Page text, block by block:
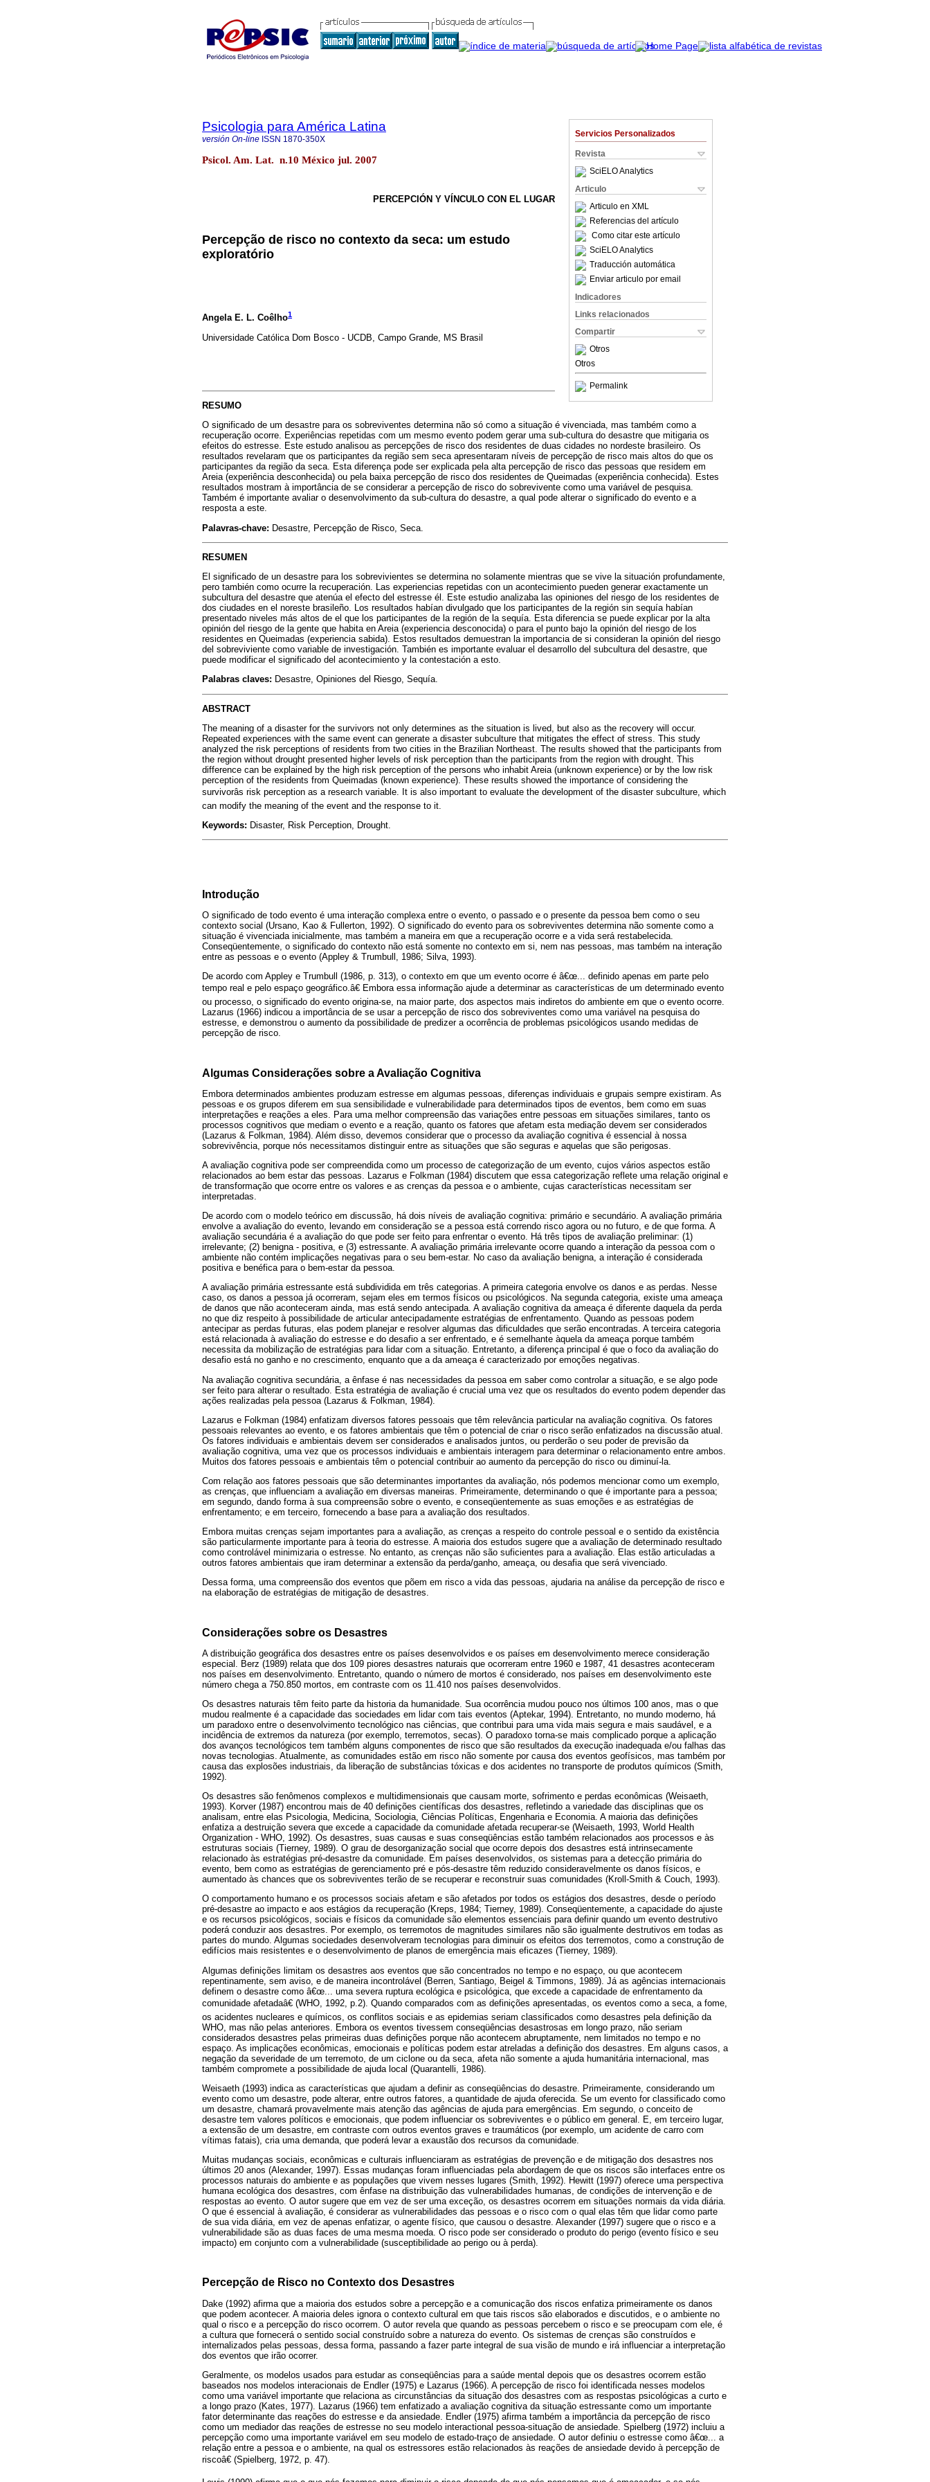
Servicios Personalizados
Revista
SciELO Analytics
Articulo
Articulo en XML
Referencias del artículo
Como citar este artículo
SciELO Analytics
Traducción automática
Enviar articulo por email
Indicadores
Links relacionados
Compartir
Otros
Otros
Permalink
Psicologia para América Latina
versión On-line ISSN 1870-350X
Psicol. Am. Lat. n.10 México jul. 2007
PERCEPCIÓN Y VÍNCULO CON EL LUGAR
Percepção de risco no contexto da seca: um estudo
exploratório
Angela E. L. Coêlho1
Universidade Católica Dom Bosco - UCDB, Campo Grande, MS Brasil
RESUMO
O significado de um desastre para os sobreviventes determina não só como a situação é vivenciada, mas também como a
recuperação ocorre. Experiências repetidas com um mesmo evento podem gerar uma sub-cultura do desastre que mitigaria os
efeitos do estresse. Este estudo analisou as percepções de risco dos residentes de duas cidades no nordeste brasileiro. Os
resultados revelaram que os participantes da região sem seca apresentaram níveis de percepção de risco mais altos do que os
participantes da região da seca. Esta diferença pode ser explicada pela alta percepção de risco das pessoas que residem em
Areia (experiência desconhecida) ou pela baixa percepção de risco dos residentes de Queimadas (experiência conhecida). Estes
resultados mostram à importância de se considerar a percepção de risco do sobrevivente como uma variável de pesquisa.
Também é importante avaliar o desenvolvimento da sub-cultura do desastre, a qual pode alterar o significado do evento e a
resposta a este.
Palavras-chave: Desastre, Percepção de Risco, Seca.
RESUMEN
El significado de un desastre para los sobrevivientes se determina no solamente mientras que se vive la situación profundamente,
pero también como ocurre la recuperación. Las experiencias repetidas con un acontecimiento pueden generar exactamente un
subcultura del desastre que atenúa el efecto del estresse él. Este estudio analizaba las opiniones del riesgo de los residentes de
dos ciudades en el noreste brasileño. Los resultados habían divulgado que los participantes de la región sin sequía habían
presentado niveles más altos de el que los participantes de la región de la sequía. Esta diferencia se puede explicar por la alta
opinión del riesgo de la gente que habita en Areia (experiencia desconocida) o para el punto bajo la opinión del riesgo de los
residentes en Queimadas (experiencia sabida). Estos resultados demuestran la importancia de si consideran la opinión del riesgo
del sobreviviente como variable de investigación. También es importante evaluar el desarrollo del subcultura del desastre, que
puede modificar el significado del acontecimiento y la contestación a esto.
Palabras claves: Desastre, Opiniones del Riesgo, Sequía.
ABSTRACT
The meaning of a disaster for the survivors not only determines as the situation is lived, but also as the recovery will occur.
Repeated experiences with the same event can generate a disaster subculture that mitigates the effect of stress. This study
analyzed the risk perceptions of residents from two cities in the Brazilian Northeast. The results showed that the participants from
the region without drought presented higher levels of risk perception than the participants from the region with drought. This
difference can be explained by the high risk perception of the persons who inhabit Areia (unknown experience) or by the low risk
perception of the residents from Queimadas (known experience). These results showed the importance of considering the
survivorâs risk perception as a research variable. It is also important to evaluate the development of the disaster subculture, which
can modify the meaning of the event and the response to it.
Keywords: Disaster, Risk Perception, Drought.
Introdução
O significado de todo evento é uma interação complexa entre o evento, o passado e o presente da pessoa bem como o seu
contexto social (Ursano, Kao & Fullerton, 1992). O significado do evento para os sobreviventes determina não somente como a
situação é vivenciada inicialmente, mas também a maneira em que a recuperação ocorre e a vida será restabelecida.
Conseqüentemente, o significado do contexto não está somente no contexto em si, nem nas pessoas, mas também na interação
entre as pessoas e o evento (Appley & Trumbull, 1986; Silva, 1993).
De acordo com Appley e Trumbull (1986, p. 313), o contexto em que um evento ocorre é â€œ... definido apenas em parte pelo
tempo real e pelo espaço geográfico.â€ Embora essa informação ajude a determinar as características de um determinado evento
ou processo, o significado do evento origina-se, na maior parte, dos aspectos mais indiretos do ambiente em que o evento ocorre.
Lazarus (1966) indicou a importância de se usar a percepção de risco dos sobreviventes como uma variável na pesquisa do
estresse, e demonstrou o aumento da possibilidade de predizer a ocorrência de problemas psicológicos usando medidas de
percepção de risco.
Algumas Considerações sobre a Avaliação Cognitiva
Embora determinados ambientes produzam estresse em algumas pessoas, diferenças individuais e grupais sempre existiram. As
pessoas e os grupos diferem em sua sensibilidade e vulnerabilidade para determinados tipos de eventos, bem como em suas
interpretações e reações a eles. Para uma melhor compreensão das variações entre pessoas em situações similares, tanto os
processos cognitivos que mediam o evento e a reação, quanto os fatores que afetam esta mediação devem ser considerados
(Lazarus & Folkman, 1984). Além disso, devemos considerar que o processo da avaliação cognitiva é essencial à nossa
sobrevivência, porque nós necessitamos distinguir entre as situações que são seguras e aquelas que são perigosas.
A avaliação cognitiva pode ser compreendida como um processo de categorização de um evento, cujos vários aspectos estão
relacionados ao bem estar das pessoas. Lazarus e Folkman (1984) discutem que essa categorização reflete uma relação original e
de transformação que ocorre entre os valores e as crenças da pessoa e o ambiente, cujas características necessitam ser
interpretadas.
De acordo com o modelo teórico em discussão, há dois níveis de avaliação cognitiva: primário e secundário. A avaliação primária
envolve a avaliação do evento, levando em consideração se a pessoa está correndo risco agora ou no futuro, e de que forma. A
avaliação secundária é a avaliação do que pode ser feito para enfrentar o evento. Há três tipos de avaliação preliminar: (1)
irrelevante; (2) benigna - positiva, e (3) estressante. A avaliação primária irrelevante ocorre quando a interação da pessoa com o
ambiente não contém implicações negativas para o seu bem-estar. No caso da avaliação benigna, a interação é considerada
positiva e benéfica para o bem-estar da pessoa.
A avaliação primária estressante está subdividida em três categorias. A primeira categoria envolve os danos e as perdas. Nesse
caso, os danos a pessoa já ocorreram, sejam eles em termos físicos ou psicológicos. Na segunda categoria, existe uma ameaça
de danos que não aconteceram ainda, mas está sendo antecipada. A avaliação cognitiva da ameaça é diferente daquela da perda
no que diz respeito à possibilidade de articular antecipadamente estratégias de enfrentamento. Quando as pessoas podem
antecipar as perdas futuras, elas podem planejar e resolver algumas das dificuldades que serão encontradas. A terceira categoria
está relacionada à avaliação do estresse e do desafio a ser enfrentado, e é semelhante àquela da ameaça porque também
necessita da mobilização de estratégias para lidar com a situação. Entretanto, a diferença principal é que o foco da avaliação do
desafio está no ganho e no crescimento, enquanto que a da ameaça é caracterizado por emoções negativas.
Na avaliação cognitiva secundária, a ênfase é nas necessidades da pessoa em saber como controlar a situação, e se algo pode
ser feito para alterar o resultado. Esta estratégia de avaliação é crucial uma vez que os resultados do evento podem depender das
ações realizadas pela pessoa (Lazarus & Folkman, 1984).
Lazarus e Folkman (1984) enfatizam diversos fatores pessoais que têm relevância particular na avaliação cognitiva. Os fatores
pessoais relevantes ao evento, e os fatores ambientais que têm o potencial de criar o risco serão enfatizados na discussão atual.
Os fatores individuais e ambientais devem ser considerados e analisados juntos, ou perderão o seu poder de previsão da
avaliação cognitiva, uma vez que os processos individuais e ambientais interagem para determinar o relacionamento entre ambos.
Muitos dos fatores pessoais e ambientais têm o potencial contribuir ao aumento da percepção do risco ou diminuí-la.
Com relação aos fatores pessoais que são determinantes importantes da avaliação, nós podemos mencionar como um exemplo,
as crenças, que influenciam a avaliação em diversas maneiras. Primeiramente, determinando o que é importante para a pessoa;
em segundo, dando forma à sua compreensão sobre o evento, e conseqüentemente as suas emoções e as estratégias de
enfrentamento; e em terceiro, fornecendo a base para a avaliação dos resultados.
Embora muitas crenças sejam importantes para a avaliação, as crenças a respeito do controle pessoal e o sentido da existência
são particularmente importante para à teoria do estresse. A maioria dos estudos sugere que a avaliação de determinado resultado
como controlável minimizaria o estresse. No entanto, as crenças não são suficientes para a avaliação. Elas estão articuladas a
outros fatores ambientais que iram determinar a extensão da perda/ganho, ameaça, ou desafia que será vivenciado.
Dessa forma, uma compreensão dos eventos que põem em risco a vida das pessoas, ajudaria na análise da percepção de risco e
na elaboração de estratégias de mitigação de desastres.
Considerações sobre os Desastres
A distribuição geográfica dos desastres entre os países desenvolvidos e os países em desenvolvimento merece consideração
especial. Berz (1989) relata que dos 109 piores desastres naturais que ocorreram entre 1960 e 1987, 41 desastres aconteceram
nos países em desenvolvimento. Entretanto, quando o número de mortos é considerado, nos países em desenvolvimento este
número chega a 750.850 mortos, em contraste com os 11.410 nos países desenvolvidos.
Os desastres naturais têm feito parte da historia da humanidade. Sua ocorrência mudou pouco nos últimos 100 anos, mas o que
mudou realmente é a capacidade das sociedades em lidar com tais eventos (Aptekar, 1994). Entretanto, no mundo moderno, há
um paradoxo entre o desenvolvimento tecnológico nas ciências, que contribui para uma vida mais segura e mais saudável, e a
incidência de extremos da natureza (por exemplo, terremotos, secas). O paradoxo torna-se mais complicado porque a aplicação
dos avanços tecnológicos tem também alguns componentes de risco que são resultados da execução inadequada e/ou falhas das
novas tecnologias. Atualmente, as comunidades estão em risco não somente por causa dos eventos geofísicos, mas também por
causa das explosões industriais, da liberação de substâncias tóxicas e dos acidentes no transporte de produtos químicos (Smith,
1992).
Os desastres são fenômenos complexos e multidimensionais que causam morte, sofrimento e perdas econômicas (Weisaeth,
1993). Korver (1987) encontrou mais de 40 definições científicas dos desastres, refletindo a variedade das disciplinas que os
analisam, entre elas Psicologia, Medicina, Sociologia, Ciências Políticas, Engenharia e Economia. A maioria das definições
enfatiza a destruição severa que excede a capacidade da comunidade afetada recuperar-se (Weisaeth, 1993, World Health
Organization - WHO, 1992). Os desastres, suas causas e suas conseqüências estão também relacionados aos processos e às
estruturas sociais (Tierney, 1989). O grau de desorganização social que ocorre depois dos desastres está intrinsecamente
relacionado às estratégias pré-desastre da comunidade. Em países desenvolvidos, os sistemas para a detecção primária do
evento, bem como as estratégias de gerenciamento pré e pós-desastre têm reduzido consideravelmente os danos físicos, e
aumentado às chances que os sobreviventes terão de se recuperar e reconstruir suas comunidades (Kroll-Smith & Couch, 1993).
O comportamento humano e os processos sociais afetam e são afetados por todos os estágios dos desastres, desde o período
pré-desastre ao impacto e aos estágios da recuperação (Kreps, 1984; Tierney, 1989). Conseqüentemente, a capacidade do ajuste
e os recursos psicológicos, sociais e físicos da comunidade são elementos essenciais para definir quando um evento destrutivo
poderá conduzir aos desastres. Por exemplo, os terremotos de magnitudes similares não são igualmente destrutivos em todas as
partes do mundo. Algumas sociedades desenvolveram tecnologias para diminuir os efeitos dos terremotos, como a construção de
edifícios mais resistentes e o desenvolvimento de planos de emergência mais eficazes (Tierney, 1989).
Algumas definições limitam os desastres aos eventos que são concentrados no tempo e no espaço, ou que acontecem
repentinamente, sem aviso, e de maneira incontrolável (Berren, Santiago, Beigel & Timmons, 1989). Já as agências internacionais
definem o desastre como â€œ... uma severa ruptura ecológica e psicológica, que excede a capacidade de enfrentamento da
comunidade afetadaâ€ (WHO, 1992, p.2). Quando comparados com as definições apresentadas, os eventos como a seca, a fome,
os acidentes nucleares e químicos, os conflitos sociais e as epidemias seriam classificados como desastres pela definição da
WHO, mas não pelas anteriores. Embora os eventos tivessem conseqüências desastrosas em longo prazo, não seriam
considerados desastres pelas primeiras duas definições porque não acontecem abruptamente, nem limitados no tempo e no
espaço. As implicações econômicas, emocionais e políticas podem estar atreladas a definição dos desastres. Em alguns casos, a
negação da severidade de um terremoto, de um ciclone ou da seca, afeta não somente a ajuda humanitária internacional, mas
também compromete a possibilidade de ajuda local (Quarantelli, 1986).
Weisaeth (1993) indica as características que ajudam a definir as conseqüências do desastre. Primeiramente, considerando um
evento como um desastre, pode alterar, entre outros fatores, a quantidade de ajuda oferecida. Se um evento for classificado como
um desastre, chamará provavelmente mais atenção das agências de ajuda para emergências. Em segundo, o conceito de
desastre tem valores políticos e emocionais, que podem influenciar os sobreviventes e o público em general. E, em terceiro lugar,
a extensão de um desastre, em contraste com outros eventos graves e traumáticos (por exemplo, um acidente de carro com
vítimas fatais), cria uma demanda, que poderá levar a exaustão dos recursos da comunidade.
Muitas mudanças sociais, econômicas e culturais influenciaram as estratégias de prevenção e de mitigação dos desastres nos
últimos 20 anos (Alexander, 1997). Essas mudanças foram influenciadas pela abordagem de que os riscos são interfaces entre os
processos naturais do ambiente e as populações que vivem nesses lugares (Smith, 1992). Hewitt (1997) oferece uma perspectiva
humana ecológica dos desastres, com ênfase na distribuição das vulnerabilidades humanas, de condições de intervenção e de
respostas ao evento. O autor sugere que em vez de ser uma exceção, os desastres ocorrem em situações normais da vida diária.
O que é essencial à avaliação, é considerar as vulnerabilidades das pessoas e o risco com o qual elas têm que lidar como parte
de sua vida diária, em vez de apenas enfatizar, o agente físico, que causou o desastre. Alexander (1997) sugere que o risco e a
vulnerabilidade são as duas faces de uma mesma moeda. O risco pode ser considerado o produto do perigo (evento físico e seu
impacto) em conjunto com a vulnerabilidade (susceptibilidade ao perigo ou à perda).
Percepção de Risco no Contexto dos Desastres
Dake (1992) afirma que a maioria dos estudos sobre a percepção e a comunicação dos riscos enfatiza primeiramente os danos
que podem acontecer. A maioria deles ignora o contexto cultural em que tais riscos são elaborados e discutidos, e o ambiente no
qual o risco e a percepção do risco ocorrem. O autor revela que quando as pessoas percebem o risco e se preocupam com ele, é
a cultura que fornecerá o sentido social construído sobre a natureza do evento. Os sistemas de crenças são construídos e
internalizados pelas pessoas, dessa forma, passando a fazer parte integral de sua visão de mundo e irá influenciar a interpretação
dos eventos que irão ocorrer.
Geralmente, os modelos usados para estudar as conseqüências para a saúde mental depois que os desastres ocorrem estão
baseados nos modelos interacionais de Endler (1975) e Lazarus (1966). A percepção de risco foi identificada nesses modelos
como uma variável importante que relaciona as circunstâncias da situação dos desastres com as respostas psicológicas a curto e
a longo prazo (Kates, 1977). Lazarus (1966) tem enfatizado a avaliação cognitiva da situação estressante como um importante
fator determinante das reações do estresse e da ansiedade. Endler (1975) afirma também a importância da percepção de risco
como um mediador das reações de estresse no seu modelo interactional pessoa-situação de ansiedade. Spielberg (1972) incluiu a
percepção como uma importante variável em seu modelo de estado-traço de ansiedade. O autor definiu o estresse como â€œ... a
relação entre a pessoa e o ambiente, na qual os estressores estão relacionados às reações de ansiedade devido à percepção de
riscoâ€ (Spielberg, 1972, p. 47).